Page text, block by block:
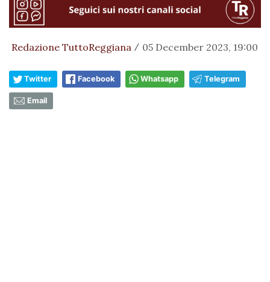
Redazione TuttoReggiana / 05 December 2023, 19:00
Twitter Facebook Whatsapp Telegram
Email